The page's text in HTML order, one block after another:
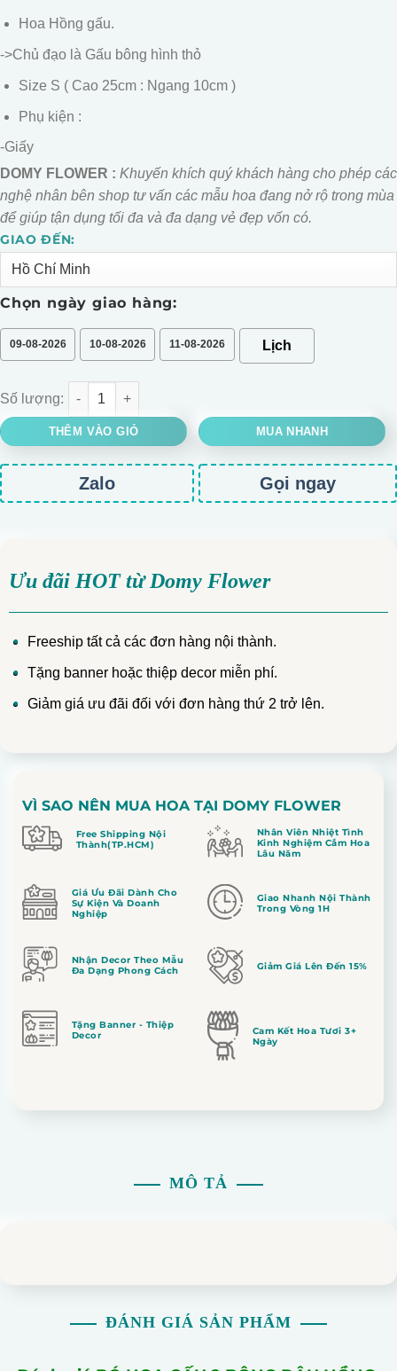
5
99.000.
Hoa Hồng gấu.
->Chủ đạo là Gấu bông hình thỏ
Size S ( Cao 25cm : Ngang 10cm )
Phụ kiện :
-Giấy
DOMY FLOWER : Khuyến khích quý khách hàng cho phép các
nghệ nhân bên shop tư vấn các mẫu hoa đang nở rộ trong mùa
để giúp tận dụng tối đa và đa dạng vẻ đẹp vốn có.
GIAO ĐẾN:
Chọn ngày giao hàng:
09-08-2026 10-08-2026 11-08-2026
BÓ HOA GẤU 2 BÔNG DÂU HỒNG số lượng
THÊM VÀO GIỎ MUA NHANH
Alternative:
Zalo Gọi ngay
Ưu đãi HOT từ Domy Flower
Freeship tất cả các đơn hàng nội thành.
Tặng banner hoặc thiệp decor miễn phí.
Giảm giá ưu đãi đối với đơn hàng thứ 2 trở lên.
VÌ SAO NÊN MUA HOA TẠI DOMY FLOWER
Free Shipping Nội
Thành(TP.HCM)
Nhân Viên Nhiệt Tình
Kinh Nghiệm Cắm Hoa
Lâu Năm
Giá Ưu Đãi Dành Cho
Sự Kiện Và Doanh
Nghiệp
Giao Nhanh Nội Thành
Trong Vòng 1H
Nhận Decor Theo Mẫu
Đa Dạng Phong Cách
Giảm Giá Lên Đến 15%
Tặng Banner - Thiệp
Decor
Cam Kết Hoa Tươi 3+
Ngày
MÔ TẢ
ĐÁNH GIÁ SẢN PHẨM